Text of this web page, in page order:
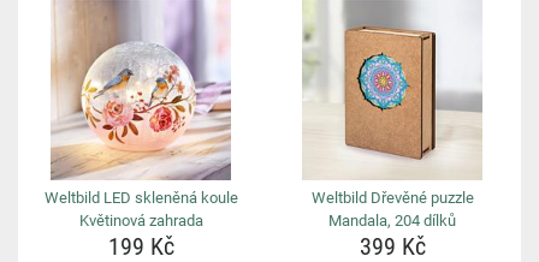
Weltbild LED skleněná koule
Květinová zahrada
199 Kč
Weltbild Dřevěné puzzle
Mandala, 204 dílků
399 Kč